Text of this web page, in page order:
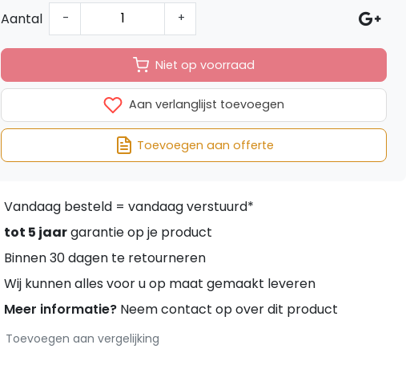
Aantal - +
Niet op voorraad
Aan verlanglijst toevoegen
Toevoegen aan offerte
Vandaag besteld = vandaag verstuurd*
tot 5 jaargarantie op je product
Binnen 30 dagen te retourneren
Wij kunnen alles voor u op maat gemaakt leveren
Meer informatie? Neem contact op over dit product
Toevoegen aan vergelijking